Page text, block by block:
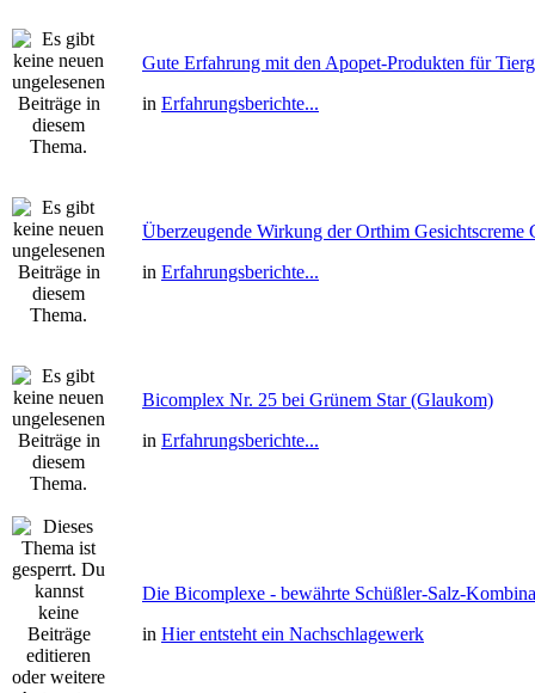
Gute Erfahrung mit den Apopet-Produkten für
in Erfahrungsberichte...
Überzeugende Wirkung der Orthim Gesichtscreme
in Erfahrungsberichte...
Bicomplex Nr. 25 bei Grünem Star (Glaukom)
in Erfahrungsberichte...
Die Bicomplexe - bewährte Schüßler-Salz-
in Hier entsteht ein Nachschlagewerk